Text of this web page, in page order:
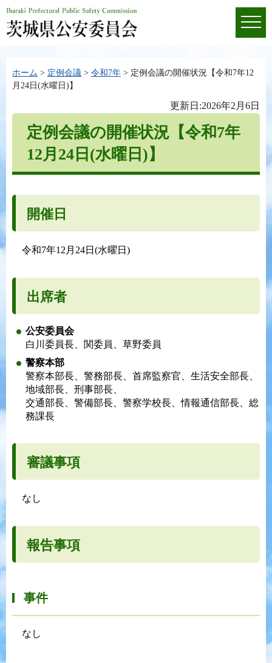
ホーム > 定例会議 > 令和7年 > 定例会議の開催状況【令和7年12
月24日(水曜日)】
更新日:2026年2月6日
定例会議の開催状況【令和7年
12月24日(水曜日)】
開催日
令和7年12月24日(水曜日)
出席者
公安委員会
白川委員長、関委員、草野委員
警察本部
警察本部長、警務部長、首席監察官、生活安全部長、
地域部長、刑事部長、
交通部長、警備部長、警察学校長、情報通信部長、総
務課長
審議事項
なし
報告事項
事件
なし